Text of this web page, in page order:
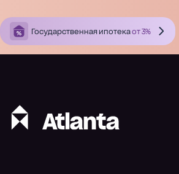
Государственная ипотекаот 3%